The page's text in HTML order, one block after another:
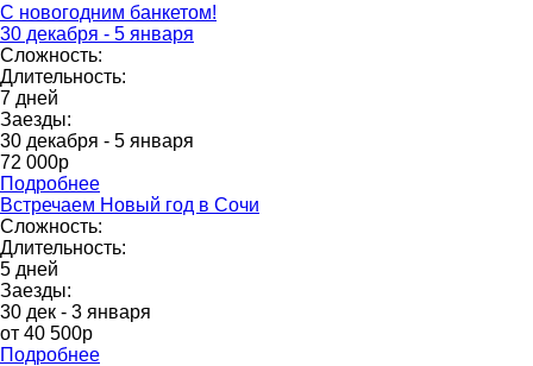
С новогодним банкетом!
30 декабря - 5 января
Сложность:
Длительность:
7 дней
Заезды:
30 декабря - 5 января
72 000p
Подробнее
Встречаем Новый год в Сочи
Сложность:
Длительность:
5 дней
Заезды:
30 дек - 3 января
от 40 500р
Подробнее